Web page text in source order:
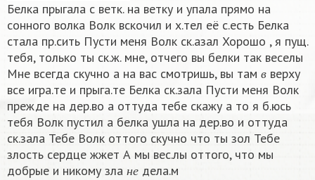
Белка прыгала с ветк. на ветку и упала прямо на
сонного волка Волк вскочил и х.тел её с.есть Белка
стала пр.сить Пусти меня Волк ск.азал Хорошо , я пущ.
тебя, только ты ск.ж. мне, отчего вы белки так веселы
Мне всегда скучно а на вас смотришь, вы там
в
в верху
все игра.те и прыга.те Белка ск.зала Пусти меня Волк
прежде на дер.во а оттуда тебе скажу а то я б.юсь
тебя Волк пустил а белка ушла на дер.во и оттуда
ск.зала Тебе Волк оттого скучно что ты зол Тебе
злость сердце жжет А мы вес.лы оттого, что мы
добрые и никому зла
н е
н е дела.м